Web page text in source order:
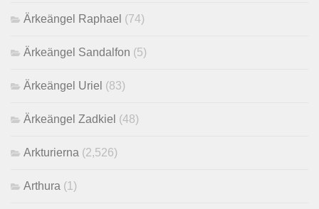
Ärkeängel Raphael (74)
Ärkeängel Sandalfon (5)
Ärkeängel Uriel (83)
Ärkeängel Zadkiel (48)
Arkturierna (2,526)
Arthura (1)